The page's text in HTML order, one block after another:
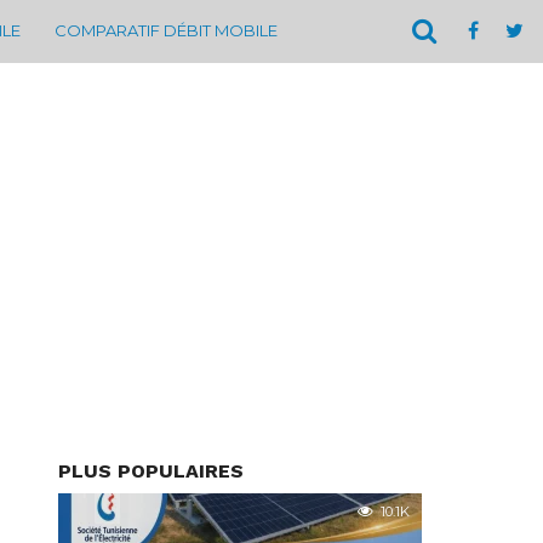
COMPARATIF DÉBIT MOBILE
PLUS POPULAIRES
10.1K